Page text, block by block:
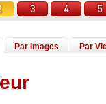
Par Images Par